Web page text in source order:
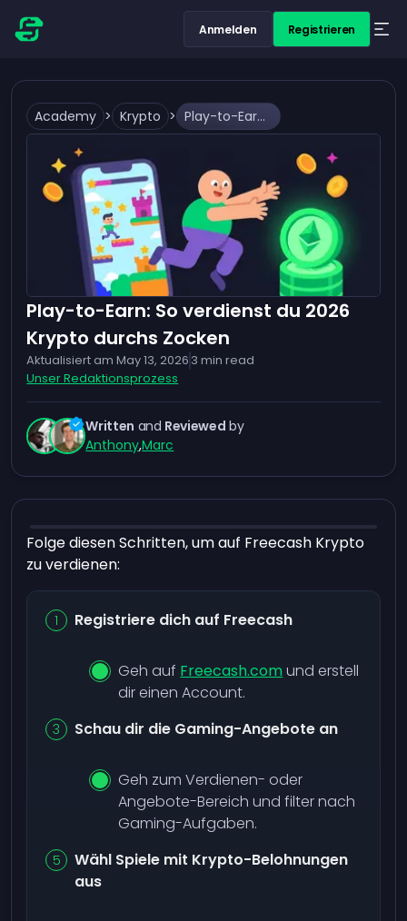
Anmelden Registrieren
Academy > Krypto > Play-to-Earn: So verdienst du 2026 Krypto durchs Zocken
Play-to-Earn: So verdienst du 2026
Krypto durchs Zocken
Aktualisiert am May 13, 2026 3 min read
Unser Redaktionsprozess
Written and Reviewed by
Anthony,Marc
Folge diesen Schritten, um auf Freecash Krypto
zu verdienen:
Registriere dich auf Freecash
Geh auf Freecash.comund erstell
dir einen Account.
Schau dir die Gaming-Angebote an
Geh zum Verdienen- oder
Angebote-Bereich und filter nach
Gaming-Aufgaben.
Wähl Spiele mit Krypto-Belohnungen
aus